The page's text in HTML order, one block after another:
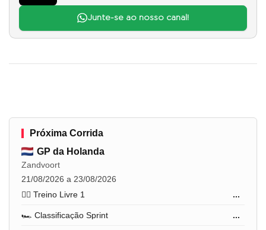
Junte-se ao nosso canal!
Próxima Corrida
GP da Holanda
Zandvoort
21/08/2026 a 23/08/2026
🏋️‍♂️ Treino Livre 1
...
🏎️ Classificação Sprint ...